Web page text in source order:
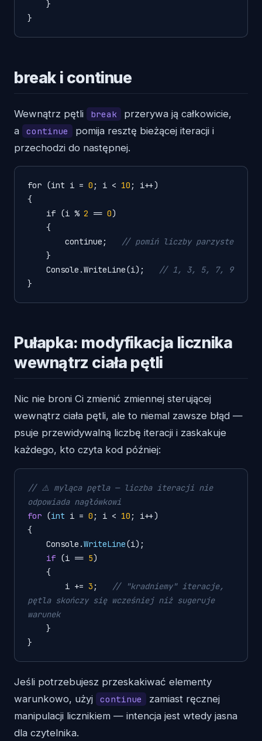
}
break i continue
Wewnątrz pętli break
przerywa ją całkowicie,
a
continue
pomija resztę bieżącej iteracji i
przechodzi do następnej.
for (int i = 0 ; i < 10 ; i++)
{
    if (i %
2 == 0)
        continue;
// pomiń liczby parzyste
    Console
.WriteLine(i);
// 1, 3, 5, 7, 9
}
Pułapka: modyfikacja licznika
wewnątrz ciała pętli
Nic nie broni Ci zmienić zmiennej sterującej
wewnątrz ciała pętli, ale to niemal zawsze błąd —
psuje przewidywalną liczbę iteracji i zaskakuje
każdego, kto czyta kod później:
// ⚠️ myląca pętla — liczba iteracji nie
odpowiada nagłówkowi
for (int i = 0 ; i < 10 ; i++)
{
    Console.
WriteLine(i);
if (i == 5)
        i +=
3 ;
// "kradniemy" iteracje,
pętla skończy się wcześniej niż sugeruje
warunek
}
Jeśli potrzebujesz przeskakiwać elementy
warunkowo, użyj
continue
zamiast ręcznej
manipulacji licznikiem — intencja jest wtedy jasna
dla czytelnika.